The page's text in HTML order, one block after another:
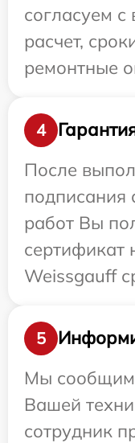
согласуем
расчет,
ремонтные
4
После
подписания
работ Вы
сертификат
Weissgauff
5
Мы сообщим
Вашей
сотрудник